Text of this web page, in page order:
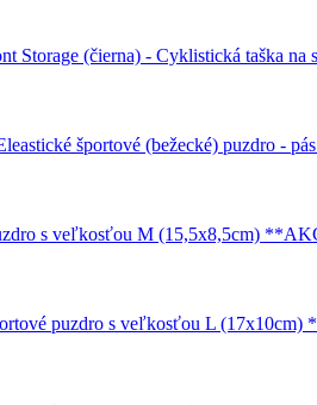
Storage (čierna) - Cyklistická taška na
športové (bežecké) puzdro -
s veľkosťou M (15,5x8,5cm)
puzdro s veľkosťou L